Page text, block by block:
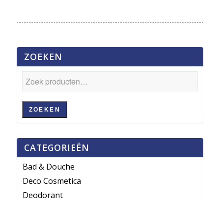
ZOEKEN
ZOEKEN
CATEGORIEËN
Bad & Douche
Deco Cosmetica
Deodorant